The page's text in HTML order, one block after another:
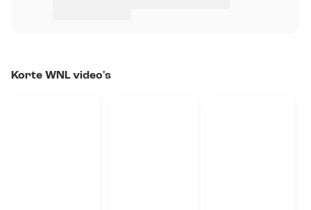
Korte WNL video's